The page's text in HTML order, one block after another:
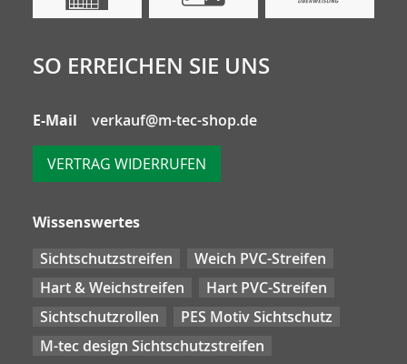
SO ERREICHEN SIE UNS
E-Mail verkauf@m-tec-shop.de
VERTRAG WIDERRUFEN
Wissenswertes
Sichtschutzstreifen
Weich PVC-Streifen
Hart & Weichstreifen
Hart PVC-Streifen
Sichtschutzrollen
PES Motiv Sichtschutz
M-tec design Sichtschutzstreifen